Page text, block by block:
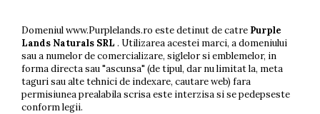
Domeniul www.Purplelands.ro este detinut de catre Purple
Lands Naturals SRL . Utilizarea acestei marci, a domeniului
sau a numelor de comercializare, siglelor si emblemelor, in
forma directa sau "ascunsa" (de tipul, dar nu limitat la, meta
taguri sau alte tehnici de indexare, cautare web) fara
permisiunea prealabila scrisa este interzisa si se pedepseste
conform legii.